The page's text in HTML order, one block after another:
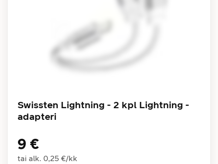
Swissten Lightning - 2 kpl Lightning -
adapteri
9 €
tai alk. 0,25 €/kk